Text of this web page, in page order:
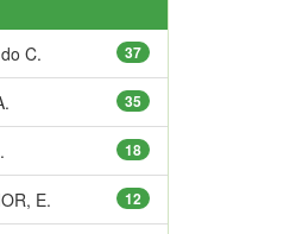
37
C.
35
18
12
E.